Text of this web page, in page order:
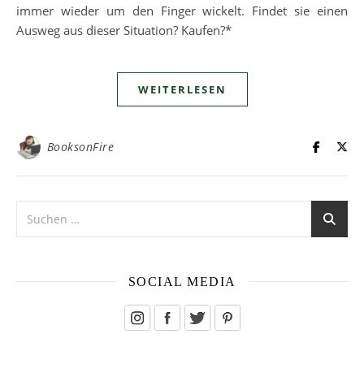
immer wieder um den Finger wickelt. Findet sie einen
Ausweg aus dieser Situation? Kaufen?*
WEITERLESEN
BooksonFire
SOCIAL MEDIA